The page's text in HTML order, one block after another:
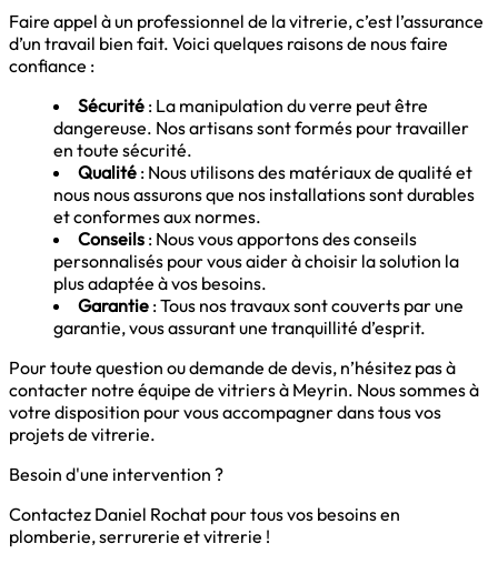
Faire appel à un professionnel de la vitrerie, c’est l’assurance
d’un travail bien fait. Voici quelques raisons de nous faire
confiance :
Sécurité : La manipulation du verre peut être
dangereuse. Nos artisans sont formés pour travailler
en toute sécurité.
Qualité : Nous utilisons des matériaux de qualité et
nous nous assurons que nos installations sont durables
et conformes aux normes.
Conseils : Nous vous apportons des conseils
personnalisés pour vous aider à choisir la solution la
plus adaptée à vos besoins.
Garantie : Tous nos travaux sont couverts par une
garantie, vous assurant une tranquillité d’esprit.
Pour toute question ou demande de devis, n’hésitez pas à
contacter notre équipe de vitriers à Meyrin. Nous sommes à
votre disposition pour vous accompagner dans tous vos
projets de vitrerie.
Besoin d'une intervention ?
Contactez Daniel Rochat pour tous vos besoins en
plomberie, serrurerie et vitrerie !